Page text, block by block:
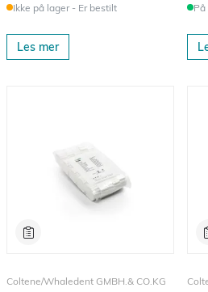
Ikke på lager - Er bestilt
Les mer
Coltene/Whaledent GMBH.& CO.KG